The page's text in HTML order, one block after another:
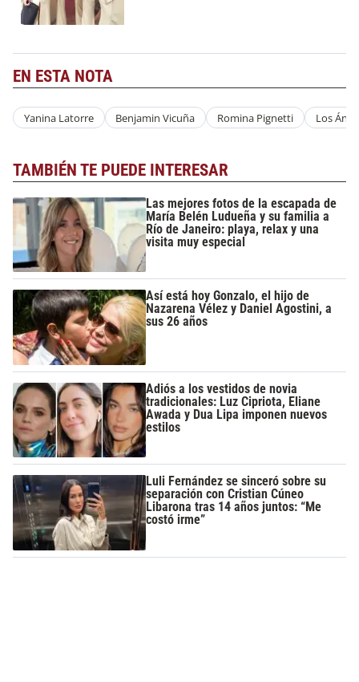
EN ESTA NOTA
Yanina Latorre Benjamin Vicuña Romina Pignetti Los
TAMBIÉN TE PUEDE INTERESAR
Las mejores fotos de la escapada de
María Belén Ludueña y su familia a
Río de Janeiro: playa, relax y una
visita muy especial
Así está hoy Gonzalo, el hijo de
Nazarena Vélez y Daniel Agostini, a
sus 26 años
Adiós a los vestidos de novia
tradicionales: Luz Cipriota, Eliane
Awada y Dua Lipa imponen nuevos
estilos
Luli Fernández se sinceró sobre su
separación con Cristian Cúneo
Libarona tras 14 años juntos: “Me
costó irme”